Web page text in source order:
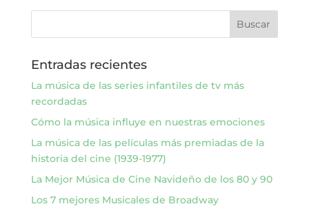
Entradas recientes
La música de las series infantiles de tv más
recordadas
Cómo la música influye en nuestras emociones
La música de las películas más premiadas de la
historia del cine (1939-1977)
La Mejor Música de Cine Navideño de los 80 y 90
Los 7 mejores Musicales de Broadway